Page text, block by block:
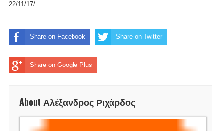
22/11/17/
Share on Facebook Share on Twitter
Share on Google Plus
About Αλέξανδρος Ριχάρδος